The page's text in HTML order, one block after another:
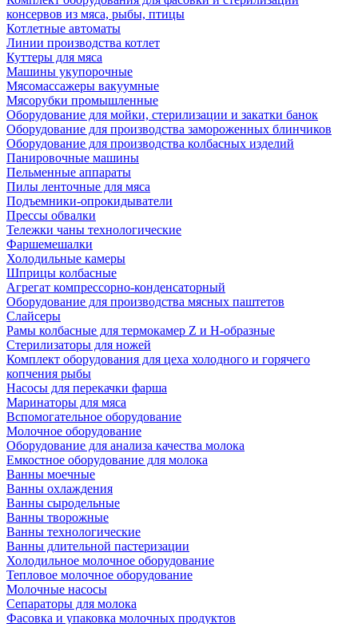
консервов из мяса, рыбы, птицы
Котлетные автоматы
Линии производства котлет
Куттеры для мяса
Машины укупорочные
Мясомассажеры вакуумные
Мясорубки промышленные
Оборудование для мойки, стерилизации и закатки банок
Оборудование для производства замороженных блинчиков
Оборудование для производства колбасных изделий
Панировочные машины
Пельменные аппараты
Пилы ленточные для мяса
Подъемники-опрокидыватели
Прессы обвалки
Тележки чаны технологические
Фаршемешалки
Холодильные камеры
Шприцы колбасные
Агрегат компрессорно-конденсаторный
Оборудование для производства мясных паштетов
Слайсеры
Рамы колбасные для термокамер Z и H-образные
Стерилизаторы для ножей
Комплект оборудования для цеха холодного и горячего
копчения рыбы
Насосы для перекачки фарша
Маринаторы для мяса
Вспомогательное оборудование
Молочное оборудование
Оборудование для анализа качества молока
Емкостное оборудование для молока
Ванны моечные
Ванны охлаждения
Ванны сыродельные
Ванны творожные
Ванны технологические
Ванны длительной пастеризации
Холодильное молочное оборудование
Тепловое молочное оборудование
Молочные насосы
Сепараторы для молока
Фасовка и упаковка молочных продуктов